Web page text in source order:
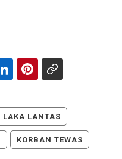
LAKA LANTAS
KORBAN TEWAS